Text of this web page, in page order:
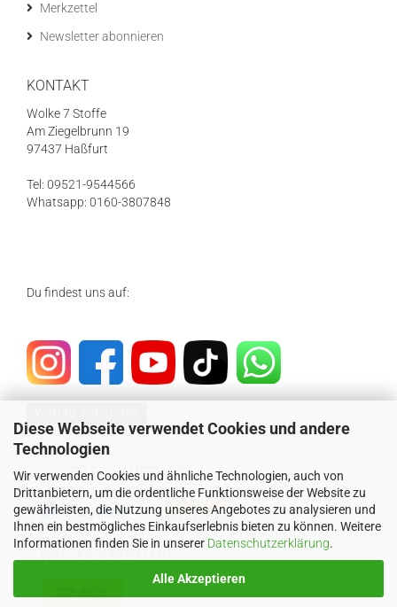
Diese Webseite verwendet Cookies und andere
Technologien
Wir verwenden Cookies und ähnliche Technologien, auch von
Drittanbietern, um die ordentliche Funktionsweise der Website zu
gewährleisten, die Nutzung unseres Angebotes zu analysieren und
Ihnen ein bestmögliches Einkaufserlebnis bieten zu können. Weitere
Informationen finden Sie in unserer Datenschutzerklärung.
Alle Akzeptieren
Merkzettel
Newsletter abonnieren
KONTAKT
Wolke 7 Stoffe
Am Ziegelbrunn 19
97437 Haßfurt
Tel: 09521-9544566
Whatsapp: 0160-3807848
Du findest uns auf:
SICHER EINKAUFEN MIT